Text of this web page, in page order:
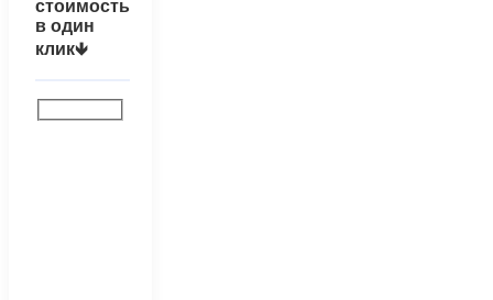
стоимость
в один
клик🡻